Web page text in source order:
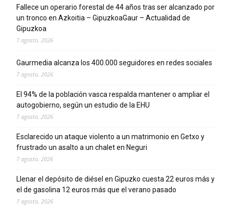
Fallece un operario forestal de 44 años tras ser alcanzado por
un tronco en Azkoitia – GipuzkoaGaur – Actualidad de
Gipuzkoa
7 agosto, 2026
Gaurmedia alcanza los 400.000 seguidores en redes sociales
7 agosto, 2026
El 94% de la población vasca respalda mantener o ampliar el
autogobierno, según un estudio de la EHU
7 agosto, 2026
Esclarecido un ataque violento a un matrimonio en Getxo y
frustrado un asalto a un chalet en Neguri
7 agosto, 2026
Llenar el depósito de diésel en Gipuzko cuesta 22 euros más y
el de gasolina 12 euros más que el verano pasado
7 agosto, 2026